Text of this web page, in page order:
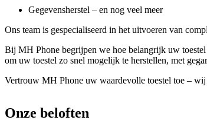
Gegevensherstel – en nog veel meer
Ons team is gespecialiseerd in het uitvoeren van
Bij MH Phone begrijpen we hoe belangrijk uw
om uw toestel zo snel mogelijk te herstellen, met
Vertrouw MH Phone uw waardevolle toestel toe –
Onze beloften